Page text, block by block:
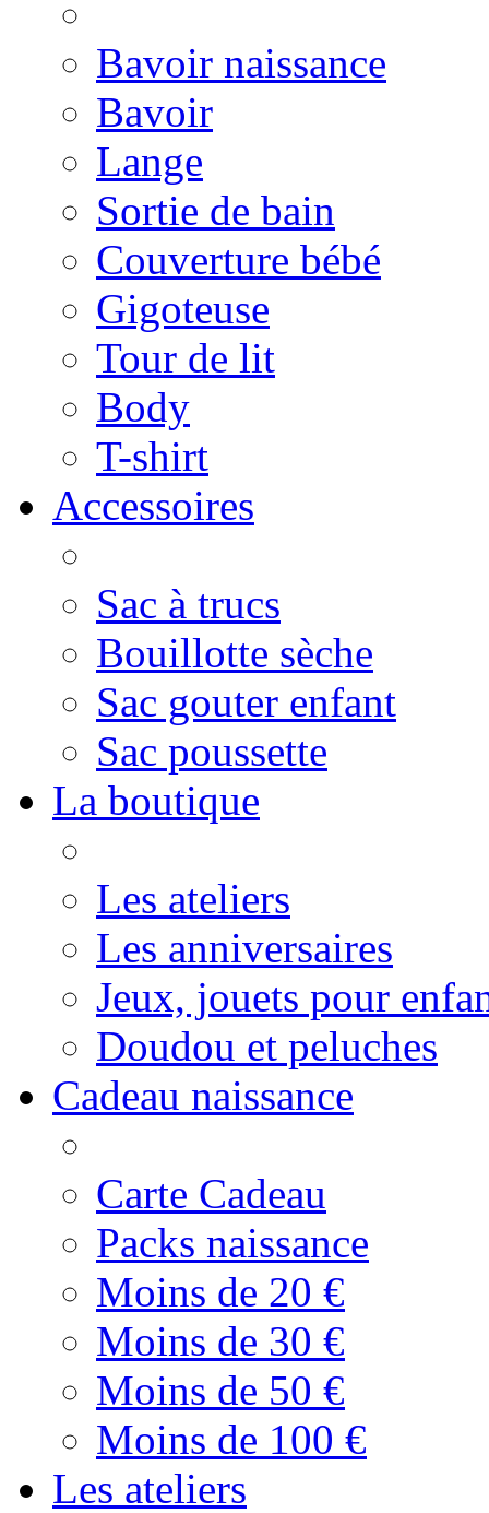
Bavoir naissance
Bavoir
Lange
Sortie de bain
Couverture bébé
Gigoteuse
Tour de lit
Body
T-shirt
Accessoires
Sac à trucs
Bouillotte sèche
Sac gouter enfant
Sac poussette
La boutique
Les ateliers
Les anniversaires
Jeux, jouets pour
Doudou et peluches
Cadeau naissance
Carte Cadeau
Packs naissance
Moins de 20 €
Moins de 30 €
Moins de 50 €
Moins de 100 €
Les ateliers